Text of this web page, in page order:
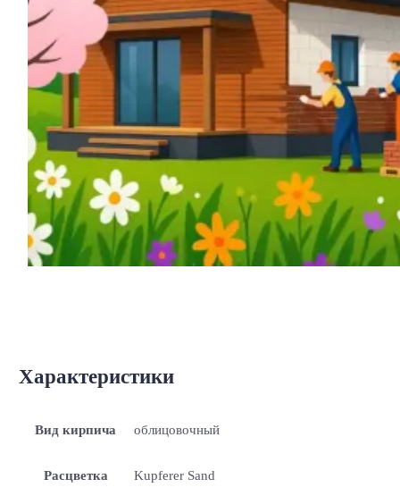
Характеристики
Вид кирпича облицовочный
Расцветка Kupferer Sand